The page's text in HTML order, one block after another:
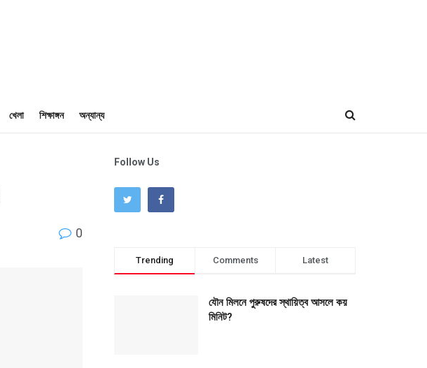
খেলা শিক্ষাঙ্গন অন্যান্য
0
Follow Us
Trending Comments Latest
যৌন মিলনে পুরুষদের স্থায়িত্ব আসলে কয়
মিনিট?